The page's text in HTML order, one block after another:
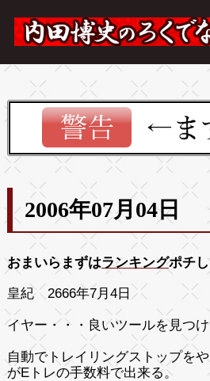
2006年07月04日
おまいらまずはランキングポチ
皇紀 2666年7月4日
イヤー・・・良いツールを見つ
自動でトレイリングストップを
がEトレの手数料で出来る。